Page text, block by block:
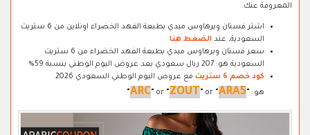
المعروفة عنك.
اشتر فستان ويرهاوس ميدي بطبعة الفهد الخضراء اونلاين من 6 ستريت
السعودية، عند الضغط هنا
سعر فستان ويرهاوس ميدي بطبعة الفهد الخضراء من 6 ستريت
السعودية هو: 207 ريال سعودي بعد عروض اليوم الوطني بنسبة 59%
كود خصم 6 ستريت
مع عروض اليوم الوطني السعودي 2026
هو: "
ARC" or "ZOUT " or "ARA5
"